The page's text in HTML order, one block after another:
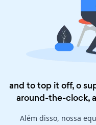
and to top it off, o
around-the-clock,
Além disso, nossa